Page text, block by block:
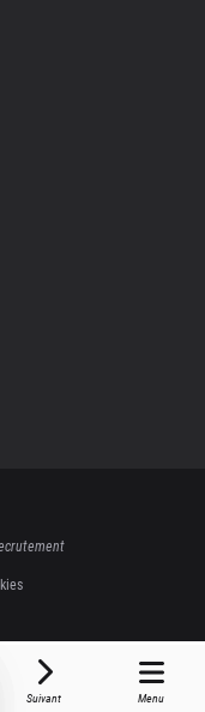
Suivant Menu